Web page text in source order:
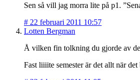
Sen så vill jag morra lite på p1.
# 22 februari 2011 10:57
Lotten Bergman
Å vilken fin tolkning du gjorde av
Fast liiiite semester är det allt när